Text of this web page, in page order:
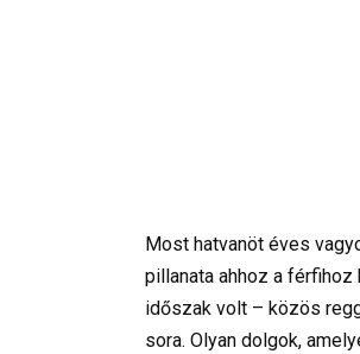
Most hatvanöt éves
pillanata ahhoz a
időszak volt – közös
sora. Olyan dolgok,